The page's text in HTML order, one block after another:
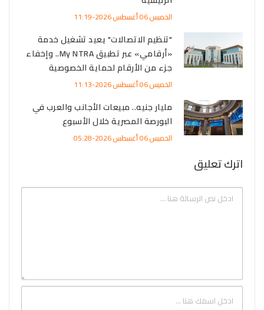
الخميس 06 أغسطس 2026-11:19
"تنظيم الاتصالات" يعيد تشغيل خدمة
«أرقامي» عبر تطبيق My NTRA.. وإخفاء
جزء من الأرقام لحماية الخصوصية
الخميس 06 أغسطس 2026-11:13
مليار جنيه.. مبيعات الأجانب والعرب في
البورصة المصرية خلال الأسبوع
الخميس 06 أغسطس 2026-05:28
اترك تعليق